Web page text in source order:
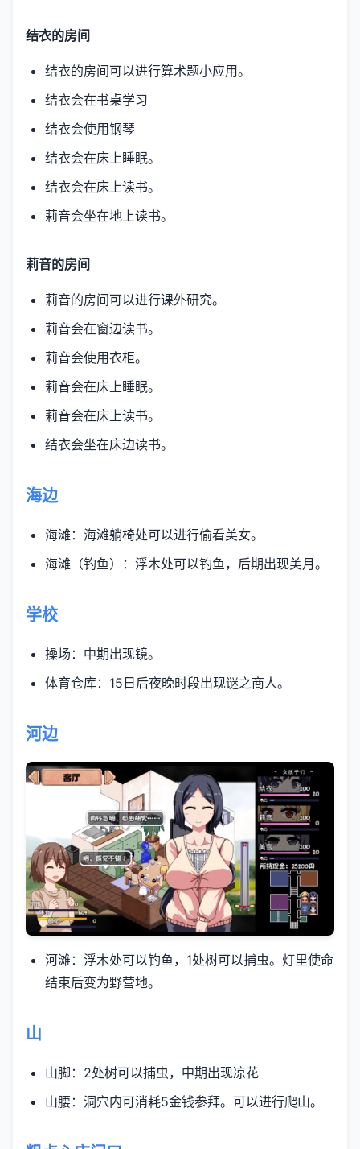
结衣的房间
结衣的房间可以进行算术题小应用。
结衣会在书桌学习
结衣会使用钢琴
结衣会在床上睡眠。
结衣会在床上读书。
莉音会坐在地上读书。
莉音的房间
莉音的房间可以进行课外研究。
莉音会在窗边读书。
莉音会使用衣柜。
莉音会在床上睡眠。
莉音会在床上读书。
结衣会坐在床边读书。
海边
海滩：海滩躺椅处可以进行偷看美女。
海滩（钓鱼）：浮木处可以钓鱼，后期出现美月。
学校
操场：中期出现镜。
体育仓库：15日后夜晚时段出现谜之商人。
河边
河滩：浮木处可以钓鱼，1处树可以捕虫。灯里使命
结束后变为野营地。
山
山脚：2处树可以捕虫，中期出现凉花
山腰：洞穴内可消耗5金钱参拜。可以进行爬山。